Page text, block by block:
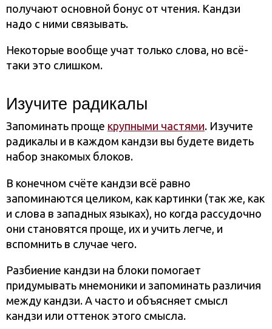
получают основной бонус от чтения. Кандзи
надо с ними связывать.
Некоторые вообще учат только слова, но всё-
таки это слишком.
Изучите радикалы
Запоминать проще крупными частями. Изучите
радикалы и в каждом кандзи вы будете видеть
набор знакомых блоков.
В конечном счёте кандзи всё равно
запоминаются целиком, как картинки (так же, как
и слова в западных языках), но когда рассудочно
они становятся проще, их и учить легче, и
вспомнить в случае чего.
Разбиение кандзи на блоки помогает
придумывать мнемоники и запоминать различия
между кандзи. А часто и объясняет смысл
кандзи или оттенок этого смысла.